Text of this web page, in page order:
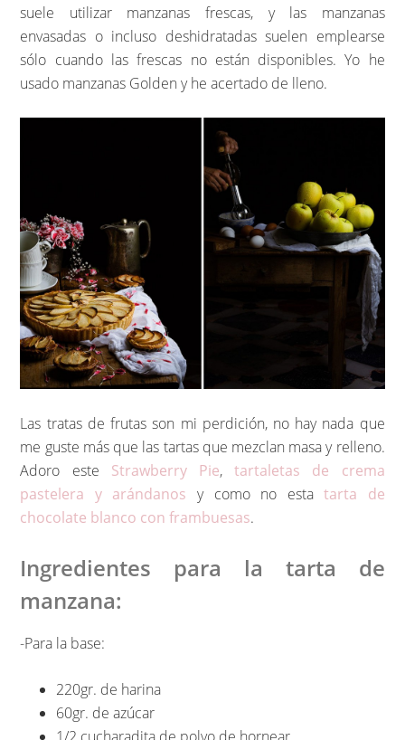
suele utilizar manzanas frescas, y las manzanas
envasadas o incluso deshidratadas suelen emplearse
sólo cuando las frescas no están disponibles. Yo he
usado manzanas Golden y he acertado de lleno.
Las tratas de frutas son mi perdición, no hay nada que
me guste más que las tartas que mezclan masa y relleno.
Adoro este Strawberry Pie,tartaletas de crema
pastelera y arándanos y como no estatarta de
chocolate blanco con frambuesas.
Ingredientes para la tarta de
manzana:
-Para la base:
220gr. de harina
60gr. de azúcar